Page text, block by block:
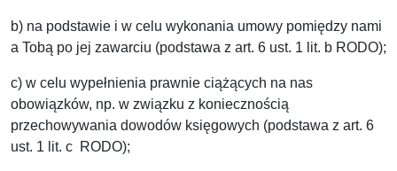
b) na podstawie i w celu wykonania umowy pomiędzy nami
a Tobą po jej zawarciu (podstawa z art. 6 ust. 1 lit. b RODO);
c) w celu wypełnienia prawnie ciążących na nas
obowiązków, np. w związku z koniecznością
przechowywania dowodów księgowych (podstawa z art. 6
ust. 1 lit. c RODO);